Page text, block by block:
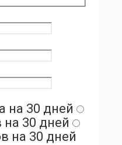
на 30 дней
30 дней
на 30 дней